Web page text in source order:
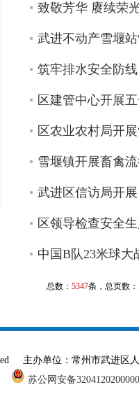
致敬芳华 赓续荣
武进不动产雪堰
筑牢排水安全防
区建管中心开展
区农业农村局开
雪堰镇开展畜禽
武进区信访局开
区领导检查安全
中国B队23米球
总数： 5347条，总页数：
主办单位：常州市武进
苏公网安备